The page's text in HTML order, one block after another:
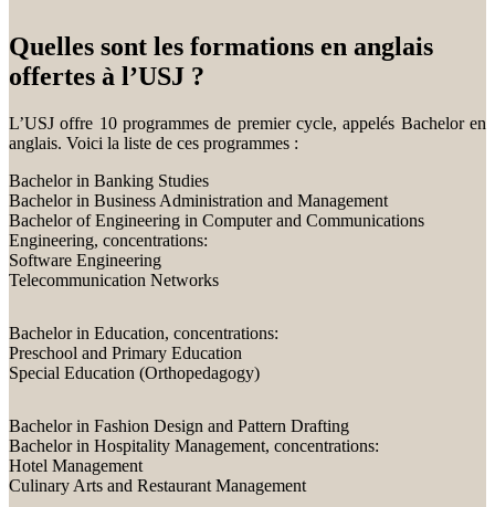
Quelles sont les formations en anglais
offertes à l’USJ ?
L’USJ offre 10 programmes de premier cycle, appelés Bachelor en
anglais. Voici la liste de ces programmes :
Bachelor in Banking Studies
Bachelor in Business Administration and Management
Bachelor of Engineering in Computer and Communications
Engineering, concentrations:
Software Engineering
Telecommunication Networks
Bachelor in Education, concentrations:
Preschool and Primary Education
Special Education (Orthopedagogy)
Bachelor in Fashion Design and Pattern Drafting
Bachelor in Hospitality Management, concentrations:
Hotel Management
Culinary Arts and Restaurant Management